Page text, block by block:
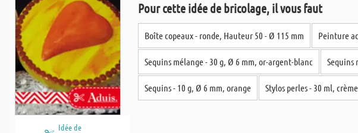
Idée de
Pour cette idée de bricolage, il vous faut
Boîte copeaux - ronde, Hauteur 50 - Ø 115 mm Peinture
Sequins mélange - 30 g, Ø 6 mm, or-argent-blanc Sequins
Sequins - 10 g, Ø 6 mm, orange Stylos perles - 30 ml, crème